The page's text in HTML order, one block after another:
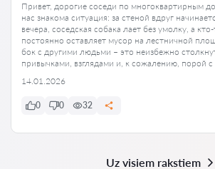
Привет, дорогие соседи по многоквартирным
нас знакома ситуация: за стеной вдруг
вечера, соседская собака лает без умолку, а
постоянно оставляет мусор на лестничной
бок с другими людьми – это неизбежно
привычками, взглядами и, к сожалению, порой
14.01.2026
0 0 32
Uz visiem rakstiem